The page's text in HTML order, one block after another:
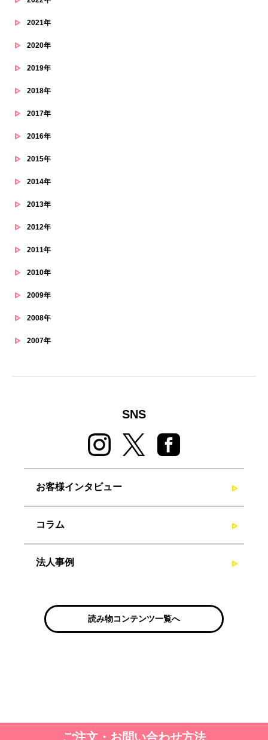
2021年
2020年
2019年
2018年
2017年
2016年
2015年
2014年
2013年
2012年
2011年
2010年
2009年
2008年
2007年
SNS
お客様インタビュー
コラム
法人事例
読み物コンテンツ一覧へ
ご注文・お問い合わせ方法